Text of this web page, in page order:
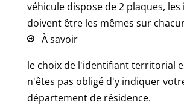
véhicule dispose de 2 plaques,
doivent être les mêmes sur
À savoir
le choix de l'identifiant territorial
n'êtes pas obligé d'y indiquer
département de résidence.